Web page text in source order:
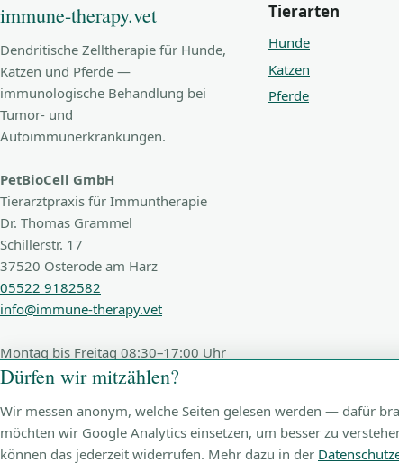
immune-therapy.vet
Dendritische Zelltherapie für Hunde,
Katzen und Pferde —
immunologische Behandlung bei
Tumor- und
Autoimmunerkrankungen.
PetBioCell GmbH
Tierarztpraxis für Immuntherapie
Dr. Thomas Grammel
Schillerstr. 17
37520 Osterode am Harz
05522 9182582
info@immune-therapy.vet
Montag bis Freitag 08:30–17:00 Uhr
Tierarten
Hunde
Katzen
Pferde
© 2026 PetBioCell GmbH
Dürfen wir mitzählen?
Wir messen anonym, welche Seiten gelesen werden — dafür
möchten wir Google Analytics einsetzen, um besser zu
können das jederzeit widerrufen. Mehr dazu in der